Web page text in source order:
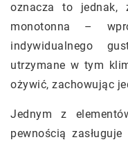
oznacza to
monotonna –
indywidualnego
utrzymane w tym
ożywić, zachowując
Jednym z
pewnością